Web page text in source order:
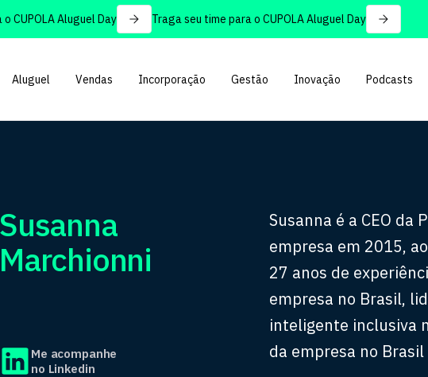
Aluguel Day Traga seu time para o CUPOLA Aluguel Day
Aluguel Vendas Incorporação Gestão Inovação Podcasts
Susanna
Marchionni
Me acompanhe
no Linkedin
Susanna é a CEO
empresa em 2015,
27 anos de
empresa no Brasil,
inteligente inclusiva
da empresa no